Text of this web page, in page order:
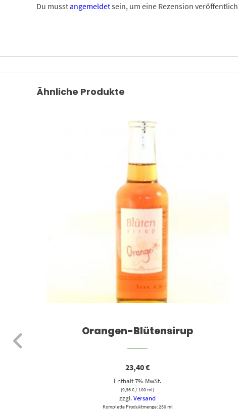
Du musstangemeldetsein, um eine Rezension
Ähnliche Produkte
Orangen-Blütensirup
23,40€
Enthält 7% MwSt.
(9,36€/ 100 ml)
zzgl.Versand
Komplette Produktmenge: 250 ml